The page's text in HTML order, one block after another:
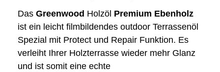
Das Greenwood Holzöl Premium Ebenholz
ist ein leicht filmbildendes outdoor Terrassenöl
Spezial mit Protect und Repair Funktion. Es
verleiht Ihrer Holzterrasse wieder mehr Glanz
und ist somit eine echte